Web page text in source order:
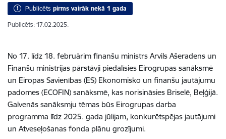
Publicēts pirms vairāk nekā 1 gada
Publicēts: 17.02.2025.
No 17. līdz 18. februārim finanšu ministrs Arvils Ašeradens un
Finanšu ministrijas pārstāvji piedalīsies Eirogrupas sanāksmē
un Eiropas Savienības (ES) Ekonomisko un finanšu jautājumu
padomes (ECOFIN) sanāksmē, kas norisināsies Briselē, Beļģijā.
Galvenās sanāksmju tēmas būs Eirogrupas darba
programma līdz 2025. gada jūlijam, konkurētspējas jautājumi
un Atveseļošanas fonda plānu grozījumi.